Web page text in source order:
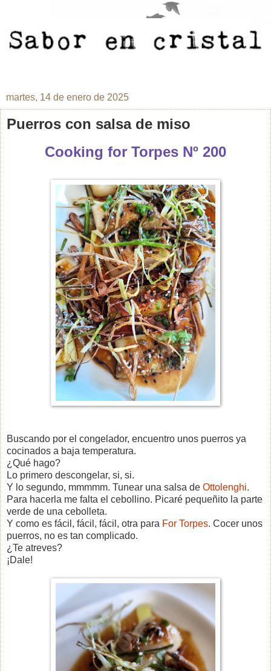
martes, 14 de enero de 2025
Puerros con salsa de miso
Cooking for Torpes Nº 200
Buscando por el congelador, encuentro unos puerros ya
cocinados a baja temperatura.
¿Qué hago?
Lo primero descongelar, si, si.
Y lo segundo, mmmmm. Tunear una salsa de Ottolenghi.
Para hacerla me falta el cebollino. Picaré pequeñito la parte
verde de una cebolleta.
Y como es fácil, fácil, fácil, otra para For Torpes. Cocer unos
puerros, no es tan complicado.
¿Te atreves?
¡Dale!